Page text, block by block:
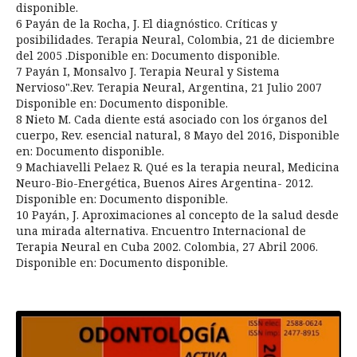
disponible.
6 Payán de la Rocha, J. El diagnóstico. Críticas y
posibilidades. Terapia Neural, Colombia, 21 de diciembre
del 2005 .Disponible en: Documento disponible.
7 Payán I, Monsalvo J. Terapia Neural y Sistema
Nervioso".Rev. Terapia Neural, Argentina, 21 Julio 2007
Disponible en: Documento disponible.
8 Nieto M. Cada diente está asociado con los órganos del
cuerpo, Rev. esencial natural, 8 Mayo del 2016, Disponible
en: Documento disponible.
9 Machiavelli Pelaez R. Qué es la terapia neural, Medicina
Neuro-Bio-Energética, Buenos Aires Argentina- 2012.
Disponible en: Documento disponible.
10 Payán, J. Aproximaciones al concepto de la salud desde
una mirada alternativa. Encuentro Internacional de
Terapia Neural en Cuba 2002. Colombia, 27 Abril 2006.
Disponible en: Documento disponible.